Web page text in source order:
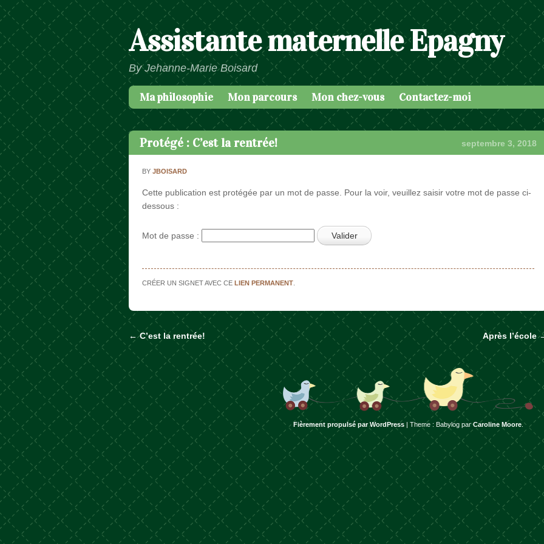
Assistante maternelle Epagny
By Jehanne-Marie Boisard
Menu
Passer au contenu
Ma philosophie Mon parcours Mon chez-vous Contactez-moi
Protégé : C’est la rentrée! septembre 3, 2018
BYJBOISARD
Cette publication est protégée par un mot de passe. Pour la voir, veuillez saisir votre mot de passe ci-
dessous :
Mot de passe :
CRÉER UN SIGNET AVEC CELIEN PERMANENT
Naviguer dans les articles
←C’est la rentrée! Après l’école
Fièrement propulsé par WordPress Theme : Babylog parCaroline Moore.